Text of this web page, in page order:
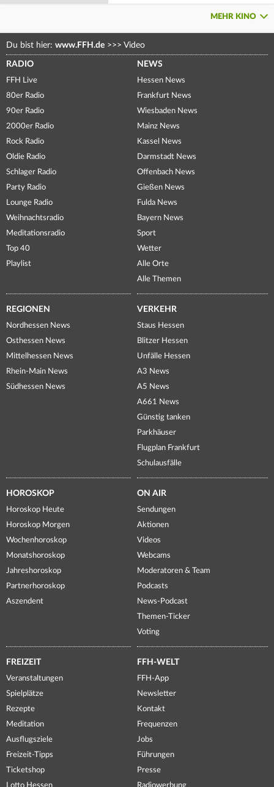
MEHR KINO
Du bist hier: www.FFH.de >>> Video
RADIO
FFH Live
80er Radio
90er Radio
2000er Radio
Rock Radio
Oldie Radio
Schlager Radio
Party Radio
Lounge Radio
Weihnachtsradio
Meditationsradio
Top 40
Playlist
NEWS
Hessen News
Frankfurt News
Wiesbaden News
Mainz News
Kassel News
Darmstadt News
Offenbach News
Gießen News
Fulda News
Bayern News
Sport
Wetter
Alle Orte
Alle Themen
REGIONEN
Nordhessen News
Osthessen News
Mittelhessen News
Rhein-Main News
Südhessen News
VERKEHR
Staus Hessen
Blitzer Hessen
Unfälle Hessen
A3 News
A5 News
A661 News
Günstig tanken
Parkhäuser
Flugplan Frankfurt
Schulausfälle
HOROSKOP
Horoskop Heute
Horoskop Morgen
Wochenhoroskop
Monatshoroskop
Jahreshoroskop
Partnerhoroskop
Aszendent
ON AIR
Sendungen
Aktionen
Videos
Webcams
Moderatoren & Team
Podcasts
News-Podcast
Themen-Ticker
Voting
FREIZEIT
Veranstaltungen
Spielplätze
Rezepte
Meditation
Ausflugsziele
Freizeit-Tipps
Ticketshop
Lotto Hessen
FFH-WELT
FFH-App
Newsletter
Kontakt
Frequenzen
Jobs
Führungen
Presse
Radiowerbung